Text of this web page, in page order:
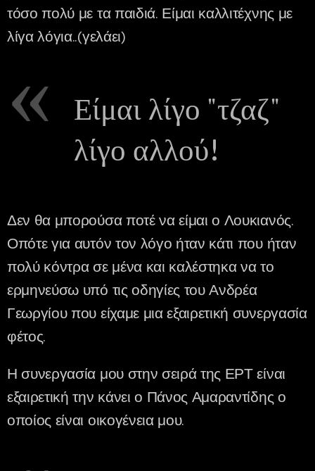
τόσο πολύ με τα παιδιά. Είμαι καλλιτέχνης με
λίγα λόγια..(γελάει)
Είμαι λίγο "τζαζ"
λίγο αλλού!
Δεν θα μπορούσα ποτέ να είμαι ο Λουκιανός.
Οπότε για αυτόν τον λόγο ήταν κάτι που ήταν
πολύ κόντρα σε μένα και καλέστηκα να το
ερμηνεύσω υπό τις οδηγίες του Ανδρέα
Γεωργίου που είχαμε μια εξαιρετική συνεργασία
φέτος.
Η συνεργασία μου στην σειρά της ΕΡΤ είναι
εξαιρετική την κάνει ο Πάνος Αμαραντίδης ο
οποίος είναι οικογένεια μου.